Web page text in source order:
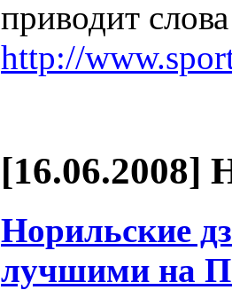
приводит
http://
[16.06.2008]
Норильские
лучшими на